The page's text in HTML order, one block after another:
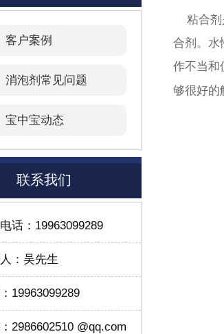
客户案例
消泡剂常见问题
宝中宝动态
联系我们
话：19963099289
：吴先生
19963099289
2986602510 @qq.com
粘合剂
合剂。水
作不当和
够很好的